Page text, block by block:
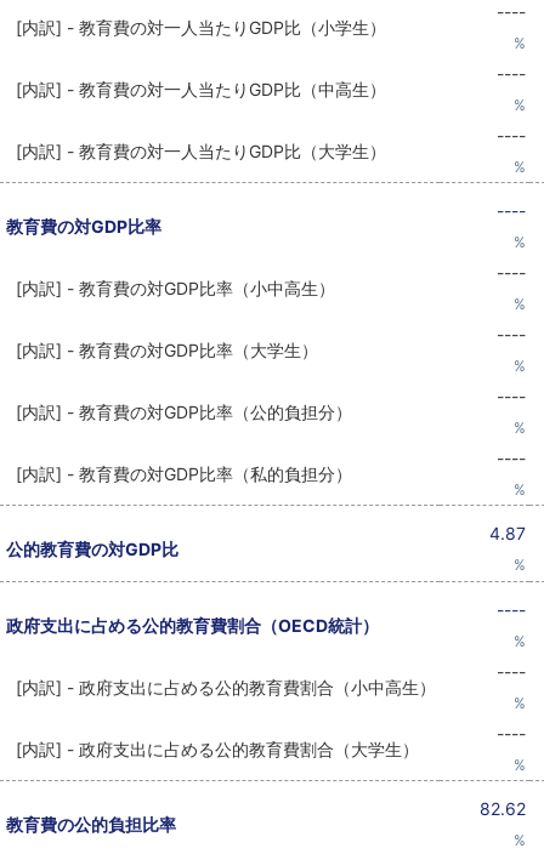
[内訳] - 教育費の対一人当たりGDP比（小学生）
----
%
[内訳] - 教育費の対一人当たりGDP比（中高生）
----
%
[内訳] - 教育費の対一人当たりGDP比（大学生）
----
%
教育費の対GDP比率
----
%
[内訳] - 教育費の対GDP比率（小中高生）
----
%
[内訳] - 教育費の対GDP比率（大学生）
----
%
[内訳] - 教育費の対GDP比率（公的負担分）
----
%
[内訳] - 教育費の対GDP比率（私的負担分）
----
%
公的教育費の対GDP比
4.87
%
政府支出に占める公的教育費割合（OECD統計）
----
%
[内訳] - 政府支出に占める公的教育費割合（小中高生）
----
%
[内訳] - 政府支出に占める公的教育費割合（大学生）
----
%
教育費の公的負担比率
82.62
%